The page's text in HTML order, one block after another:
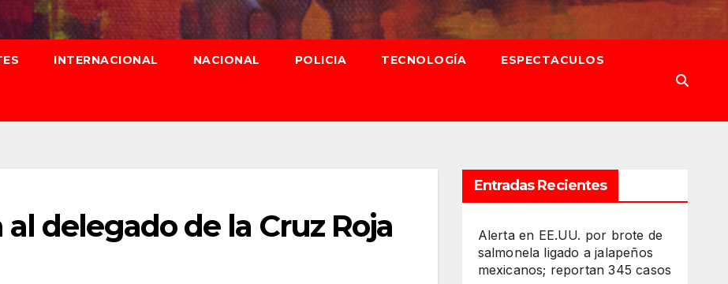
INTERNACIONAL NACIONAL POLICIA TECNOLOGÍA ESPECTACULOS
delegado de la Cruz Roja
Entradas Recientes
Alerta en EE.UU. por brote de
salmonela ligado a jalapeños
mexicanos; reportan 345 casos